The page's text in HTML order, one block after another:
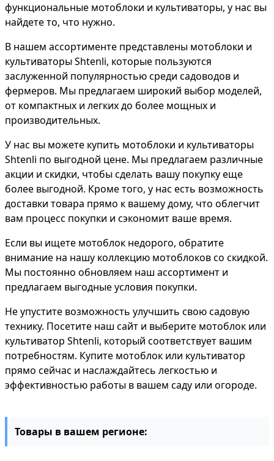
функциональные мотоблоки и культиваторы, у нас вы
найдете то, что нужно.
В нашем ассортименте представлены мотоблоки и
культиваторы Shtenli, которые пользуются
заслуженной популярностью среди садоводов и
фермеров. Мы предлагаем широкий выбор моделей,
от компактных и легких до более мощных и
производительных.
У нас вы можете купить мотоблоки и культиваторы
Shtenli по выгодной цене. Мы предлагаем различные
акции и скидки, чтобы сделать вашу покупку еще
более выгодной. Кроме того, у нас есть возможность
доставки товара прямо к вашему дому, что облегчит
вам процесс покупки и сэкономит ваше время.
Если вы ищете мотоблок недорого, обратите
внимание на нашу коллекцию мотоблоков со скидкой.
Мы постоянно обновляем наш ассортимент и
предлагаем выгодные условия покупки.
Не упустите возможность улучшить свою садовую
технику. Посетите наш сайт и выберите мотоблок или
культиватор Shtenli, который соответствует вашим
потребностям. Купите мотоблок или культиватор
прямо сейчас и наслаждайтесь легкостью и
эффективностью работы в вашем саду или огороде.
Товары в вашем регионе: